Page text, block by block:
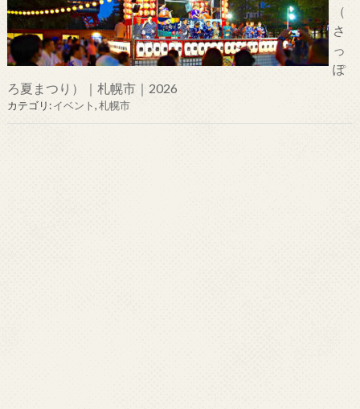
（
さ
っ
ぽ
ろ夏まつり）｜札幌市｜2026
カテゴリ:イベント,札幌市